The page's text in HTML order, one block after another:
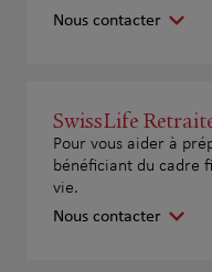
Nous contacter
SwissLife
Pour vous aider à
bénéficiant du cadre
vie.
Nous contacter